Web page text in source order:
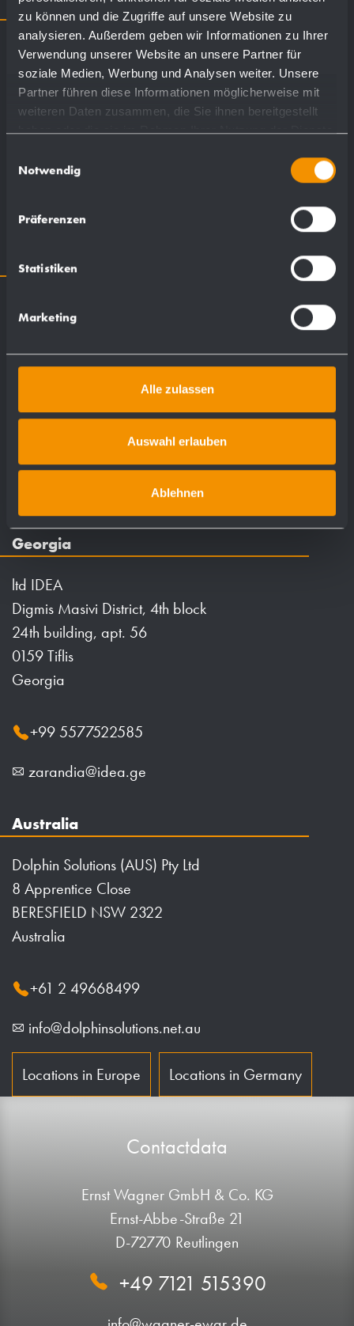
zu können und die Zugriffe auf unsere Website zu
analysieren. Außerdem geben wir Informationen zu Ihrer
Verwendung unserer Website an unsere Partner für
soziale Medien, Werbung und Analysen weiter. Unsere
Partner führen diese Informationen möglicherweise mit
weiteren Daten zusammen, die Sie ihnen bereitgestellt
haben oder die sie im Rahmen Ihrer Nutzung der Dienste
Notwendig
Präferenzen
Statistiken
Marketing
Alle zulassen
Auswahl erlauben
Ablehnen
UAE
Sanipex LLC
Sheikh Zayed Road
UAE - Dubai
info@sanipexgroup.com
United States
7171 Dorsey Run Road
Suite 100
+1 (240) 5940761
info.us@dolphinsolutions.com
Georgia
ltd IDEA
Digmis Masivi District, 4th block
24th building, apt. 56
0159 Tiflis
Georgia
+99 5577522585
zarandia@idea.ge
Australia
Dolphin Solutions (AUS) Pty Ltd
8 Apprentice Close
BERESFIELD NSW 2322
Australia
+61 2 49668499
info@dolphinsolutions.net.au
Locations in Europe Locations in Germany
Contactdata
Ernst Wagner GmbH & Co. KG
Ernst-Abbe-Straße 21
D-72770 Reutlingen
+49 7121 515390